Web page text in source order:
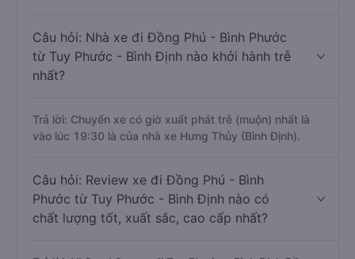
Câu hỏi: Nhà xe đi Đồng Phú - Bình Phước
từ Tuy Phước - Bình Định nào khởi hành trễ
nhất?
Trả lời: Chuyến xe có giờ xuất phát trễ (muộn) nhất là
vào lúc 19:30 là của nhà xe Hưng Thủy (Bình Định).
Câu hỏi: Review xe đi Đồng Phú - Bình
Phước từ Tuy Phước - Bình Định nào có
chất lượng tốt, xuất sắc, cao cấp nhất?